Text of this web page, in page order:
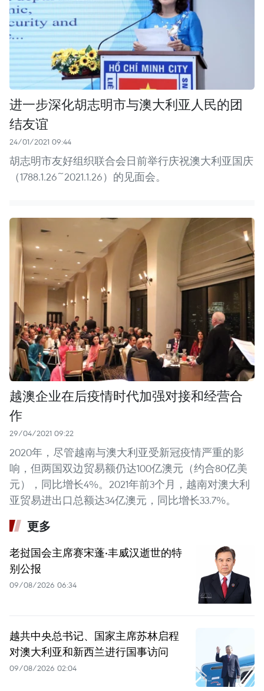
进一步深化胡志明市与澳大利亚人民的团
结友谊
24/01/2021 09:44
胡志明市友好组织联合会日前举行庆祝澳大利亚国庆
（1788.1.26~2021.1.26）的见面会。
越澳企业在后疫情时代加强对接和经营合
作
29/04/2021 09:22
2020年，尽管越南与澳大利亚受新冠疫情严重的影
响，但两国双边贸易额仍达100亿澳元（约合80亿美
元），同比增长4%。2021年前3个月，越南对澳大利
亚贸易进出口总额达34亿澳元，同比增长33.7%。
更多
老挝国会主席赛宋蓬·丰威汉逝世的特
别公报
09/08/2026 06:34
越共中央总书记、国家主席苏林启程
对澳大利亚和新西兰进行国事访问
09/08/2026 02:04